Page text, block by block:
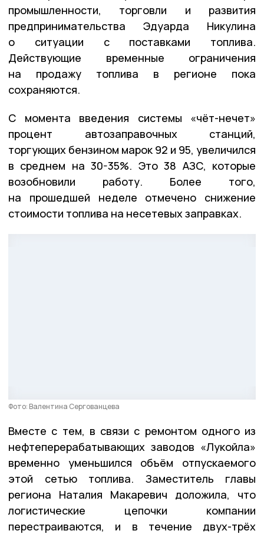
промышленности, торговли и развития
предпринимательства Эдуарда Никулина
о ситуации с поставками топлива.
Действующие временные ограничения
на продажу топлива в регионе пока
сохраняются.
С момента введения системы «чёт-нечет»
процент автозаправочных станций,
торгующих бензином марок 92 и 95, увеличился
в среднем на 30-35%. Это 38 АЗС, которые
возобновили работу. Более того,
на прошедшей неделе отмечено снижение
стоимости топлива на несетевых заправках.
Фото: Валентина Сергованцева
Вместе с тем, в связи с ремонтом одного из
нефтеперерабатывающих заводов «Лукойла»
временно уменьшился объём отпускаемого
этой сетью топлива. Заместитель главы
региона Наталия Макаревич доложила, что
логистические цепочки компании
перестраиваются, и в течение двух-трёх